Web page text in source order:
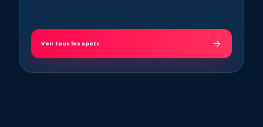
Voir tous les spots